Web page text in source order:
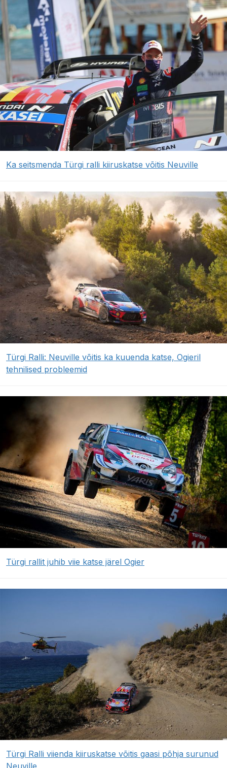
Ka seitsmenda Türgi ralli kiiruskatse võitis Neuville
Türgi Ralli: Neuville võitis ka kuuenda katse, Ogieril
tehnilised probleemid
Türgi rallit juhib viie katse järel Ogier
Türgi Ralli viienda kiiruskatse võitis gaasi põhja surunud